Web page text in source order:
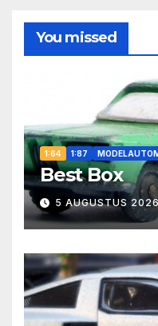
You missed
1:64 1:87
Best Box
5 AUGUSTUS